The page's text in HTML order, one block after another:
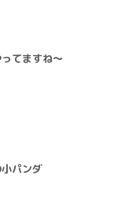
てますね～
パンダ